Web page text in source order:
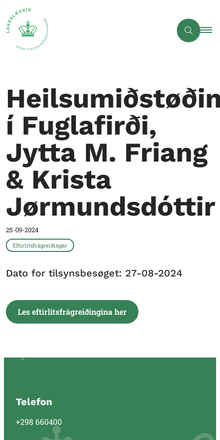
í Fuglafirði,
Jytta M. Friang
& Krista
Jørmundsdóttir
25-09-2024
Eftirlitsfrágreiðingar
Dato for tilsynsbesøget: 27-08-2024
Les eftirlitsfrágreiðingina her
Telefon
+298 660400